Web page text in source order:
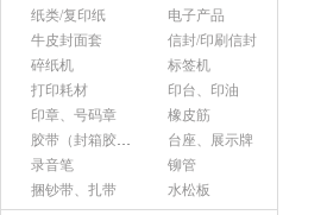
纸类/复印纸
电子产品
牛皮封面套
信封/印刷信封
碎纸机
标签机
打印耗材
印台、印油
印章、号码章
橡皮筋
胶带（封箱胶、透明胶、美纹胶、双面胶等）
台座、展示牌
录音笔
铆管
捆钞带、扎带
水松板